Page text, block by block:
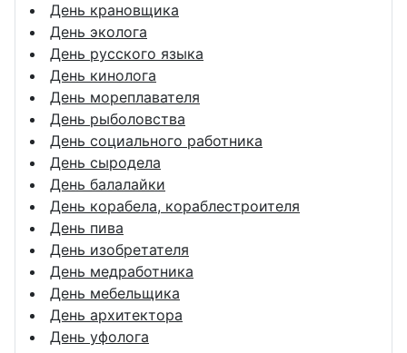
День крановщика
День эколога
День русского языка
День кинолога
День мореплавателя
День рыболовства
День социального работника
День сыродела
День балалайки
День корабела, кораблестроителя
День пива
День изобретателя
День медработника
День мебельщика
День архитектора
День уфолога